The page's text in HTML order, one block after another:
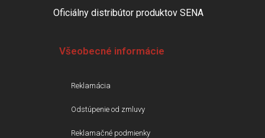
Oficiálny distribútor produktov SENA
Všeobecné informácie
Reklamácia
Odstúpenie od zmluvy
Reklamačné podmienky